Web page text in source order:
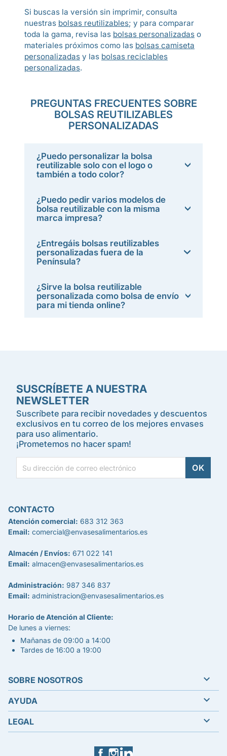
Si buscas la versión sin imprimir, consulta
nuestras bolsas reutilizables; y para comparar
toda la gama, revisa las bolsas personalizadas o
materiales próximos como las bolsas camiseta
personalizadas y las bolsas reciclables
personalizadas.
PREGUNTAS FRECUENTES SOBRE
BOLSAS REUTILIZABLES
PERSONALIZADAS
¿Puedo personalizar la bolsa
reutilizable solo con el logo o
también a todo color?
¿Puedo pedir varios modelos de
bolsa reutilizable con la misma
marca impresa?
¿Entregáis bolsas reutilizables
personalizadas fuera de la
Península?
¿Sirve la bolsa reutilizable
personalizada como bolsa de envío
para mi tienda online?
SUSCRÍBETE A NUESTRA
NEWSLETTER
Suscríbete para recibir novedades y descuentos
exclusivos en tu correo de los mejores envases
para uso alimentario.
¡Prometemos no hacer spam!
Facebook
CONTACTO
Atención comercial: 683 312 363
Email: comercial@envasesalimentarios.es
Almacén / Envíos: 671 022 141
Email: almacen@envasesalimentarios.es
Administración: 987 346 837
Email: administracion@envasesalimentarios.es
Horario de Atención al Cliente:
De lunes a viernes:
Mañanas de 09:00 a 14:00
Tardes de 16:00 a 19:00
SOBRE NOSOTROS 
AYUDA 
LEGAL 